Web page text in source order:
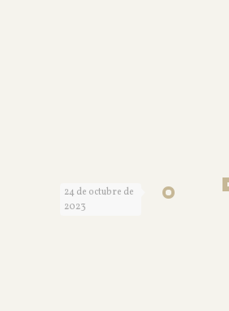
24 de octubre de
2023